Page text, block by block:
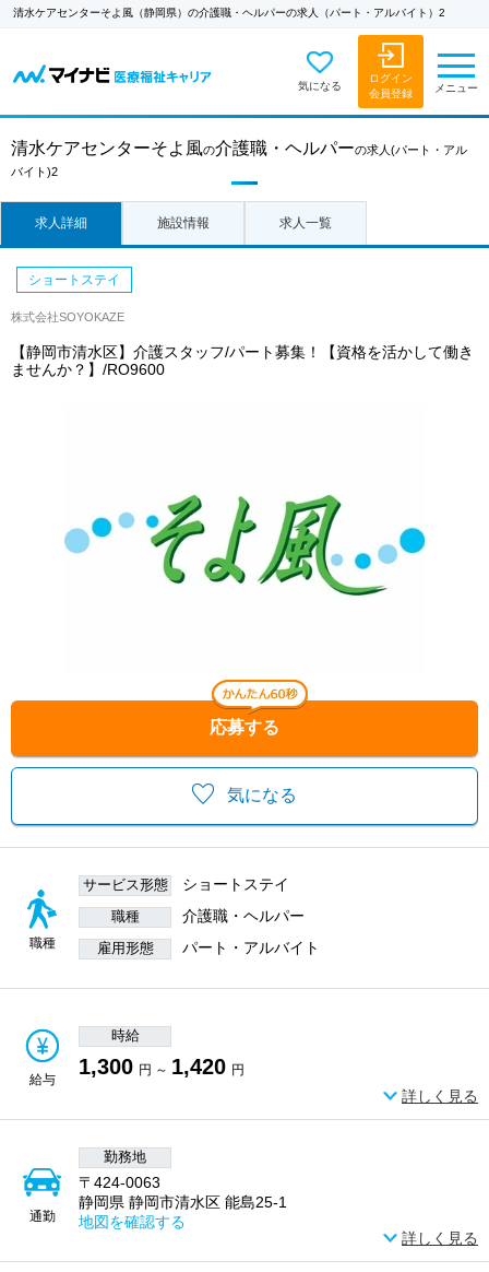
清水ケアセンターそよ風（静岡県）の介護職・ヘルパーの求人（パート・アルバイト）2
気になる
ログイン
会員登録
メニュー
清水ケアセンターそよ風の介護職・ヘルパーの求人 (パート・アル
バイト)2
求人詳細 施設情報 求人一覧
気になる
応募する
ショートステイ
株式会社SOYOKAZE
【静岡市清水区】介護スタッフ/パート募集！【資格を活かして働き
ませんか？】/RO9600
職種
サービス形態 ショートステイ
職種 介護職・ヘルパー
雇用形態 パート・アルバイト
給与
時給
1,300 円 ～ 1,420 円
詳しく見る
通勤
勤務地
〒424-0063
静岡県 静岡市清水区 能島25-1
地図を確認する
詳しく見る